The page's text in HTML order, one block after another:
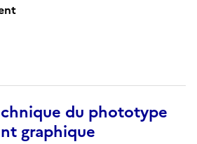
du phototype
graphique